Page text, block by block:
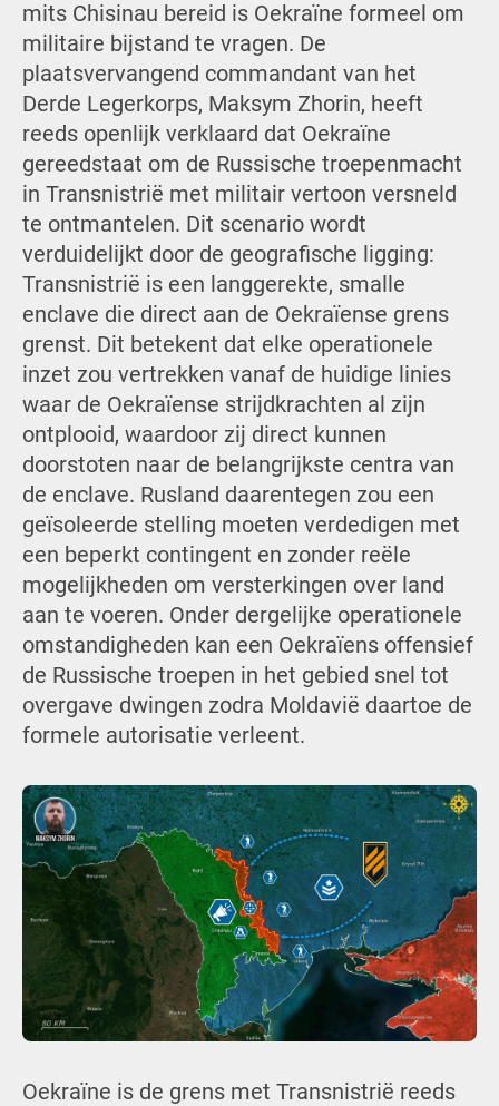
mits Chisinau bereid is Oekraïne formeel om
militaire bijstand te vragen. De
plaatsvervangend commandant van het
Derde Legerkorps, Maksym Zhorin, heeft
reeds openlijk verklaard dat Oekraïne
gereedstaat om de Russische troepenmacht
in Transnistrië met militair vertoon versneld
te ontmantelen. Dit scenario wordt
verduidelijkt door de geografische ligging:
Transnistrië is een langgerekte, smalle
enclave die direct aan de Oekraïense grens
grenst. Dit betekent dat elke operationele
inzet zou vertrekken vanaf de huidige linies
waar de Oekraïense strijdkrachten al zijn
ontplooid, waardoor zij direct kunnen
doorstoten naar de belangrijkste centra van
de enclave. Rusland daarentegen zou een
geïsoleerde stelling moeten verdedigen met
een beperkt contingent en zonder reële
mogelijkheden om versterkingen over land
aan te voeren. Onder dergelijke operationele
omstandigheden kan een Oekraïens offensief
de Russische troepen in het gebied snel tot
overgave dwingen zodra Moldavië daartoe de
formele autorisatie verleent.
Oekraïne is de grens met Transnistrië reeds